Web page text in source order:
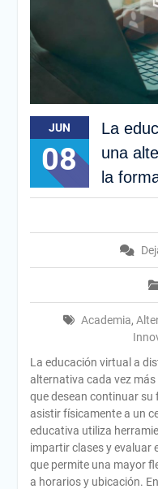
JUN
08
La
una
la
Academia,
La educación virtual a
alternativa cada vez
que desean continuar su
asistir físicamente a un
educativa utiliza
impartir clases y evaluar
que permite una mayor
a horarios y ubicación.